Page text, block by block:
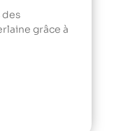
des
grâce à